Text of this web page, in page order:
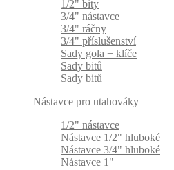
1/2" bity
3/4" nástavce
3/4" ráčny
3/4" příslušenství
Sady gola + klíče
Sady bitů
Sady bitů
Nástavce pro utahováky
1/2" nástavce
Nástavce 1/2" hluboké
Nástavce 3/4" hluboké
Nástavce 1"